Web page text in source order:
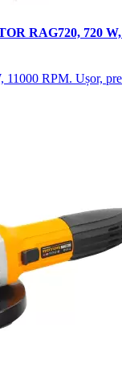
RAG720, 720
11000 RPM. Ușor,